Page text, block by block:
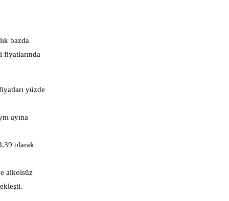
bazda
fiyatlarında
yüzde
ayına
olarak
alkolsüz